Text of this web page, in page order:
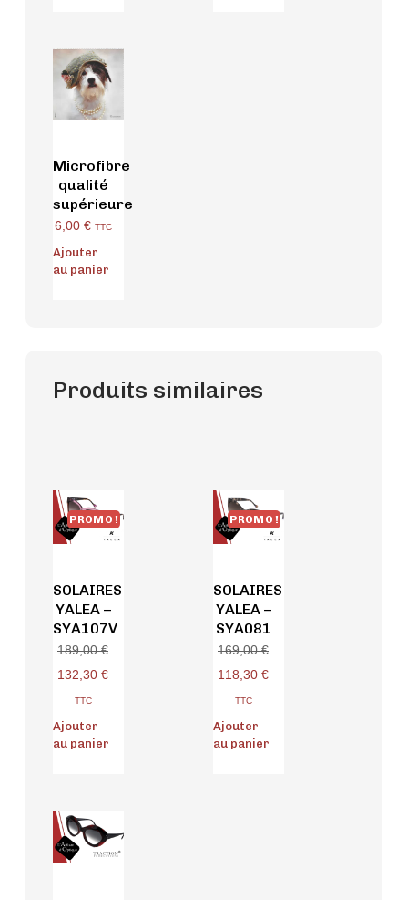
Microfibre
qualité
supérieure
6,00 € TTC
Ajouter
au panier
Produits similaires
PROMO !
SOLAIRES
YALEA –
SYA107V
189,00€
132,30 €
TTC
Ajouter
au panier
PROMO !
SOLAIRES
YALEA –
SYA081
169,00€
118,30 €
TTC
Ajouter
au panier